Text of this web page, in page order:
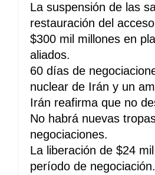
La suspensión de las
restauración del
$300 mil millones en
aliados.
60 días de
nuclear de Irán y un
Irán reafirma que no
No habrá nuevas
negociaciones.
La liberación de $24
período de negociación.